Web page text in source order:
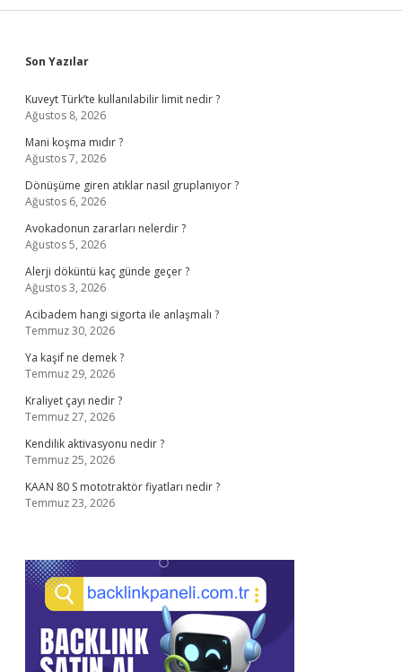
Sidebar
Son Yazılar
Kuveyt Türk’te kullanılabilir limit nedir ?
Ağustos 8, 2026
Mani koşma mıdır ?
Ağustos 7, 2026
Dönüşüme giren atıklar nasıl gruplanıyor ?
Ağustos 6, 2026
Avokadonun zararları nelerdir ?
Ağustos 5, 2026
Alerji döküntü kaç günde geçer ?
Ağustos 3, 2026
Acibadem hangi sigorta ile anlaşmalı ?
Temmuz 30, 2026
Ya kaşif ne demek ?
Temmuz 29, 2026
Kraliyet çayı nedir ?
Temmuz 27, 2026
Kendilik aktivasyonu nedir ?
Temmuz 25, 2026
KAAN 80 S mototraktör fiyatları nedir ?
Temmuz 23, 2026